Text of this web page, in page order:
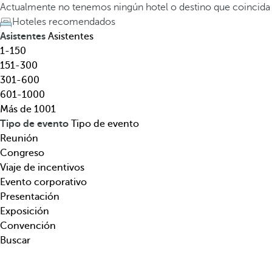
l
,
d
e
s
t
i
n
o
,
t
e
m
á
t
i
c
a
t
e
c
l
a
d
e
f
l
e
c
h
a
h
a
c
Actualmente no tenemos ningún hotel o destino que
Hoteles recomendados
Asistentes Asistentes
1-150
151-300
301-600
601-1000
Más de 1001
Tipo de evento Tipo de evento
Reunión
Congreso
Viaje de incentivos
Evento corporativo
Presentación
Exposición
Convención
Buscar